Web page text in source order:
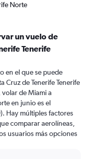
Norte
un vuelo de
Tenerife
en el que se puede
Cruz de Tenerife Tenerife
de Miami a
en junio es el
Hay múltiples factores
comparar aerolíneas,
usuarios más opciones